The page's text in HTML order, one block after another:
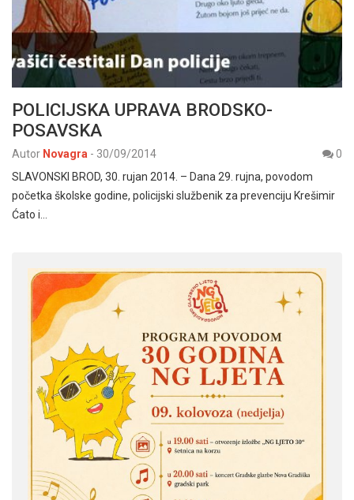
POLICIJSKA UPRAVA BRODSKO-
POSAVSKA
Autor Novagra - 30/09/2014
0
SLAVONSKI BROD, 30. rujan 2014. – Dana 29. rujna, povodom
početka školske godine, policijski službenik za prevenciju Krešimir
Ćato i…